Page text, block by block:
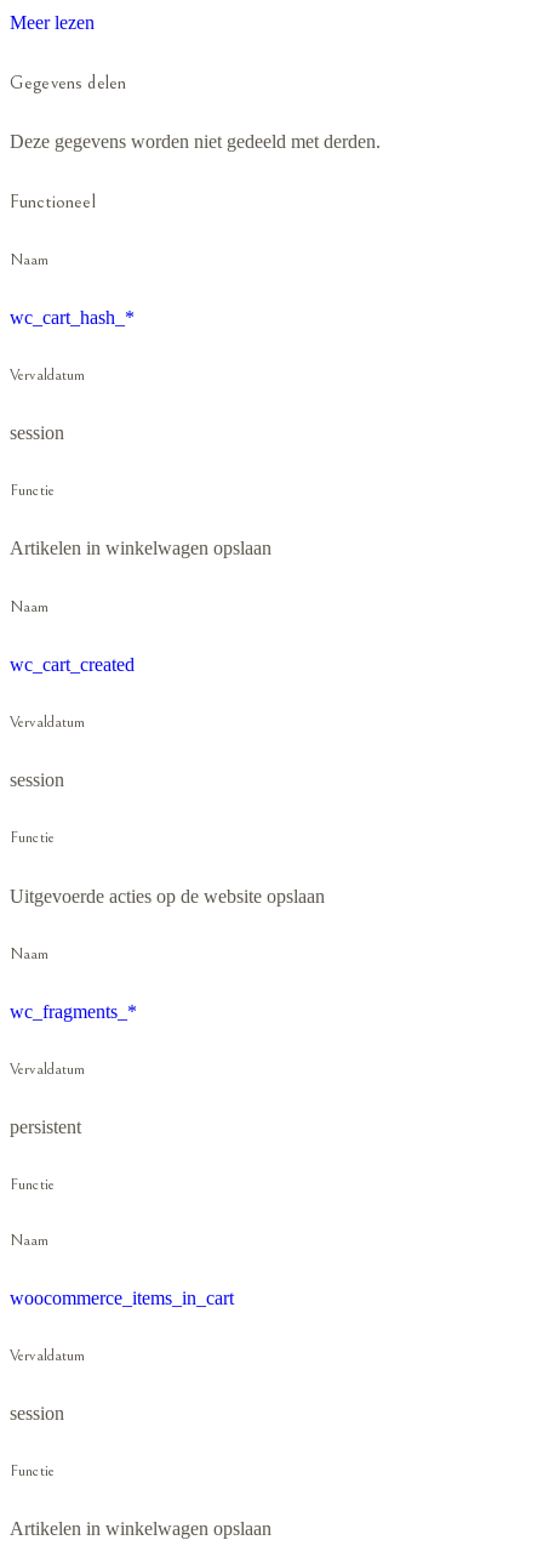
Meer lezen
Gegevens delen
Deze gegevens worden niet gedeeld met derden.
Functioneel
Naam
wc_cart_hash_*
Vervaldatum
session
Functie
Artikelen in winkelwagen opslaan
Naam
wc_cart_created
Vervaldatum
session
Functie
Uitgevoerde acties op de website opslaan
Naam
wc_fragments_*
Vervaldatum
persistent
Functie
Naam
woocommerce_items_in_cart
Vervaldatum
session
Functie
Artikelen in winkelwagen opslaan